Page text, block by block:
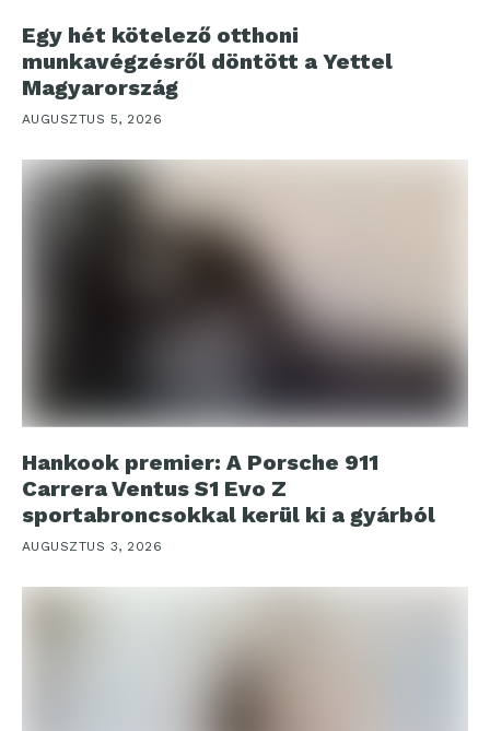
Egy hét kötelező otthoni
munkavégzésről döntött a Yettel
Magyarország
AUGUSZTUS 5, 2026
Hankook premier: A Porsche 911
Carrera Ventus S1 Evo Z
sportabroncsokkal kerül ki a gyárból
AUGUSZTUS 3, 2026